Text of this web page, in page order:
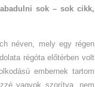
sok – sok cikk,
néven, mely egy régen
régóta előtérben volt
embernek tartom
vagyok szorítva, nem